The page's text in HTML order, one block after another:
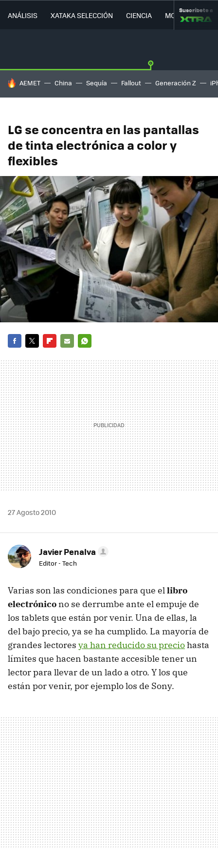
ANÁLISIS XATAKA SELECCIÓN CIENCIA MOVILIDAD
Suscríbete a
HOY SE HABLA DE
AEMET China Sequía Fallout Generación Z
LG se concentra en las pantallas
de tinta electrónica a color y
flexibles
MAIL
27 Agosto 2010
Javier Penalva
Editor - Tech
Varias son las condiciones para que ellibro
electrónico no se derrumbe ante el empuje de
los tablets que están por venir. Una de ellas, la
del bajo precio, ya se ha cumplido. La mayoría de
grandes lectores ya han reducido su preciohasta
límites que hacen bastante accesible tener un
lector para llevar de un lado a otro. Y los que
están por venir, por ejemplo los de Sony.